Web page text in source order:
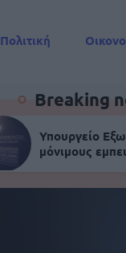
Πολιτική
Breaking
Υπουργείο
μόνιμους